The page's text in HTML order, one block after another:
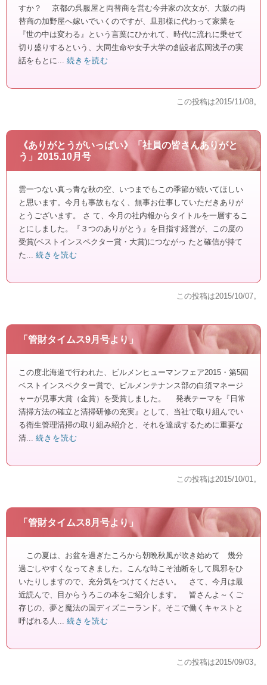
すか？ 京都の呉服屋と両替商を営む今井家の次女が、大阪の両
替商の加野屋へ嫁いでいくのですが、旦那様に代わって家業を
『世の中は変わる』という言葉にひかれて、時代に流れに乗せて
切り盛りするという、大同生命や女子大学の創設者広岡浅子の実
話をもとに... 続きを読む
この投稿は2015/11/08。
《ありがとうがいっぱい》「社員の皆さんありがと
う」2015.10月号
雲一つない真っ青な秋の空、いつまでもこの季節が続いてほしい
と思います。今月も事故もなく、無事お仕事していただきありが
とうございます。 さ て、今月の社内報からタイトルを一層するこ
とにしました。『３つのありがとう』を目指す経営が、この度の
受賞(ベストインスペクター賞・大賞)につながっ たと確信が持て
た... 続きを読む
この投稿は2015/10/07。
「管財タイムス9月号より」
この度北海道で行われた、ビルメンヒューマンフェア2015・第5回
ベストインスペクター賞で、ビルメンテナンス部の白須マネージ
ャーが見事大賞（金賞）を受賞しました。 発表テーマを『日常
清掃方法の確立と清掃研修の充実』として、当社で取り組んでい
る衛生管理清掃の取り組み紹介と、それを達成するために重要な
清... 続きを読む
この投稿は2015/10/01。
「管財タイムス8月号より」
この夏は、お盆を過ぎたころから朝晩秋風が吹き始めて 幾分
過ごしやすくなってきました。こんな時こそ油断をして風邪をひ
いたりしますので、充分気をつけてください。 さて、今月は最
近読んで、目からうろこの本をご紹介します。 皆さんよ～くご
存じの、夢と魔法の国ディズニーランド。そこで働くキャストと
呼ばれる人... 続きを読む
この投稿は2015/09/03。